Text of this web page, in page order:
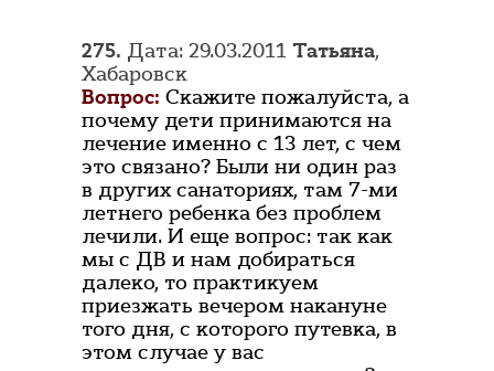
275. Дата: 29.03.2011 Татьяна,
Хабаровск
Вопрос: Скажите пожалуйста, а
почему дети принимаются на
лечение именно с 13 лет, с чем
это связано? Были ни один раз
в других санаториях, там 7-ми
летнего ребенка без проблем
лечили. И еще вопрос: так как
мы с ДВ и нам добираться
далеко, то практикуем
приезжать вечером накануне
того дня, с которого путевка, в
этом случае у вас